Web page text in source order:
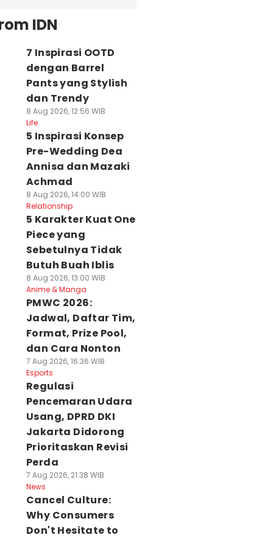
IDN
7 Inspirasi OOTD
dengan Barrel
Pants yang Stylish
dan Trendy
8 Aug 2026, 12:56 WIB
Life
5 Inspirasi Konsep
Pre-Wedding Dea
Annisa dan Mazaki
Achmad
8 Aug 2026, 14:00 WIB
Relationship
5 Karakter Kuat One
Piece yang
Sebetulnya Tidak
Butuh Buah Iblis
8 Aug 2026, 13:00 WIB
Anime & Manga
PMWC 2026:
Jadwal, Daftar Tim,
Format, Prize Pool,
dan Cara Nonton
7 Aug 2026, 16:36 WIB
Esports
Regulasi
Pencemaran Udara
Usang, DPRD DKI
Jakarta Didorong
Prioritaskan Revisi
Perda
7 Aug 2026, 21:38 WIB
News
Cancel Culture:
Why Consumers
Don't Hesitate to